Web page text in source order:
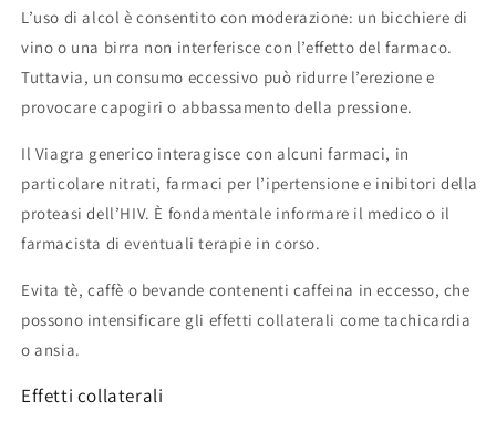
L’uso di alcol è consentito con moderazione: un bicchiere di
vino o una birra non interferisce con l’effetto del farmaco.
Tuttavia, un consumo eccessivo può ridurre l’erezione e
provocare capogiri o abbassamento della pressione.
Il Viagra generico interagisce con alcuni farmaci, in
particolare nitrati, farmaci per l’ipertensione e inibitori della
proteasi dell’HIV. È fondamentale informare il medico o il
farmacista di eventuali terapie in corso.
Evita tè, caffè o bevande contenenti caffeina in eccesso, che
possono intensificare gli effetti collaterali come tachicardia
o ansia.
Effetti collaterali